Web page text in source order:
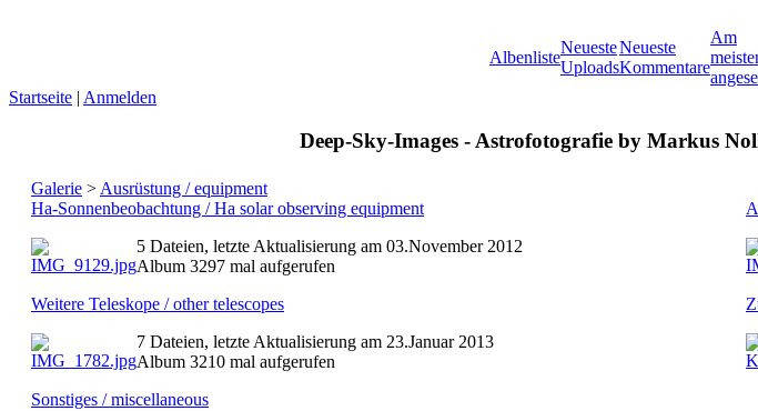
Albenliste
Neueste
Uploads
Neueste
Kommentare
Am
Startseite | Anmelden
Deep-Sky-Images - Astrofotografie by Markus
Galerie >Ausrüstung / equipment
Ha-Sonnenbeobachtung / Ha solar observing equipment
5 Dateien, letzte Aktualisierung am 03.November 2012
Album 3297 mal aufgerufen
Weitere Teleskope / other telescopes
7 Dateien, letzte Aktualisierung am 23.Januar 2013
Album 3210 mal aufgerufen
Sonstiges / miscellaneous